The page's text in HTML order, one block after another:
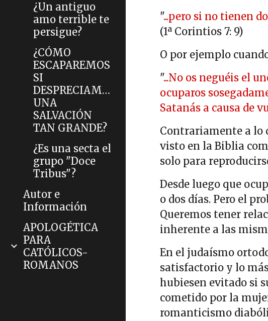
¿Un antiguo
amo terrible te
persigue?
¿CÓMO
ESCAPAREMOS
SI
DESPRECIAMOS
UNA
SALVACIÓN
TAN GRANDE?
¿Es una secta el
grupo "Doce
Tribus"?
Autor e
Información
APOLOGÉTICA
PARA
CATÓLICOS-
ROMANOS
"...pero si no tienen
(1ª Corintios 7: 9)
O por ejemplo
"...No os neguéis el
ocuparos
Satanás a causa de
Contrariamente a lo
visto en la Biblia
solo para
Desde luego que
o dos días. Pero el
Queremos tener
inherente a las
En el judaísmo
satisfactorio y lo
hubiesen evitado si
cometido por la
romanticismo